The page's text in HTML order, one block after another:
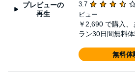
プレビューの
再生
3.7
ビュー
￥2,690 で購入、
ラン30日間無料
無料体